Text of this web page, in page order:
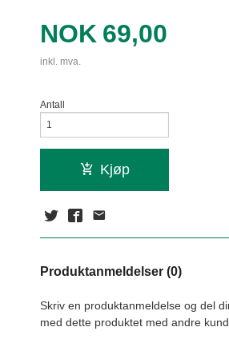
Pris
NOK 69,00
inkl. mva.
Antall
Kjøp
Produktanmeldelser (0)
Skriv en produktanmeldelse og del
med dette produktet med andre